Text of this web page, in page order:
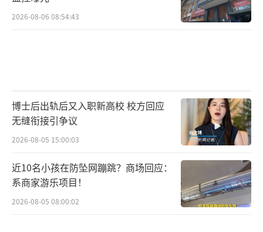
2026-08-06 08:54:43
博士后出轨后又入职新高校 校方回应
无缝衔接引争议
2026-08-05 15:00:03
近10名小孩在防坠网蹦跳？商场回应：
系商家游乐项目！
2026-08-05 08:00:02